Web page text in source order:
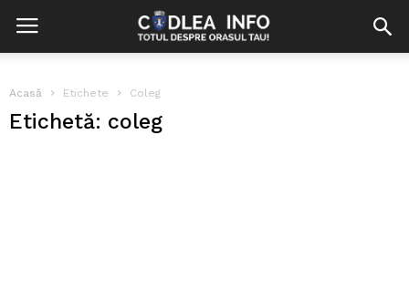
Acasă Etichete Coleg
Etichetă: coleg